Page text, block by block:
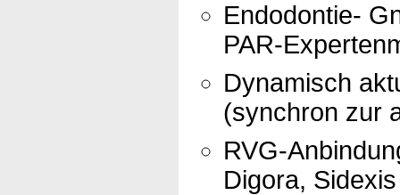
Endodontie-
PAR-
Dynamisch
(synchron zur
RVG-
Digora,